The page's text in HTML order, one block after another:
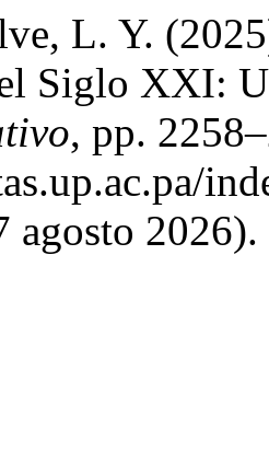
L. Y.
Siglo XXI:
, pp.
agosto 2026).